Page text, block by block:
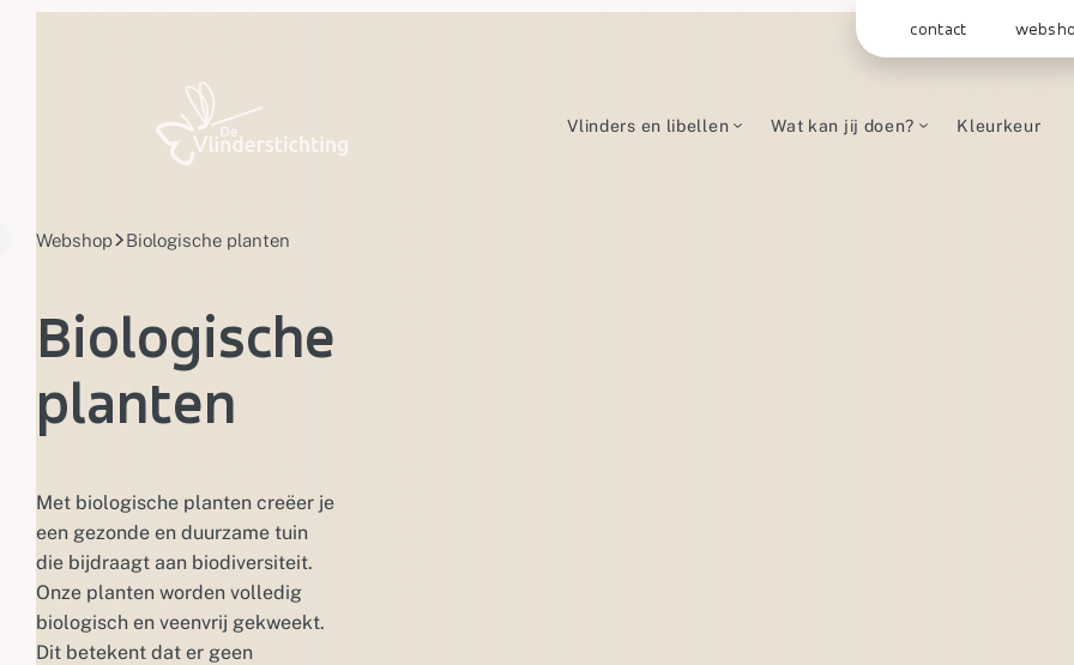
contact
Vlinders en libellen Wat kan jij doen? Kleurkeur
Webshop Biologische planten
Biologische
planten
Met biologische planten creëer je
een gezonde en duurzame tuin
die bijdraagt aan biodiversiteit.
Onze planten worden volledig
biologisch en veenvrij gekweekt.
Dit betekent dat er geen